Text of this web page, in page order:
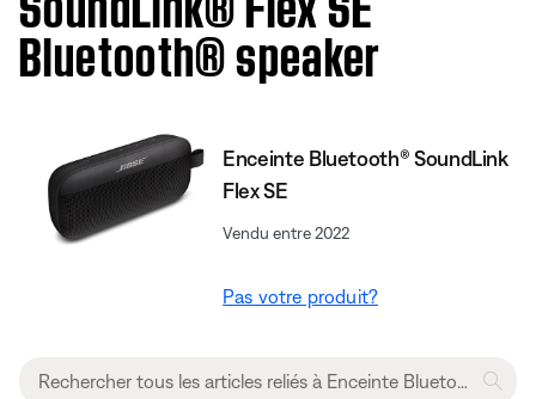
Bluetooth® speaker
Enceinte Bluetooth® SoundLink
Flex SE
Vendu entre 2022
Pas votre produit?